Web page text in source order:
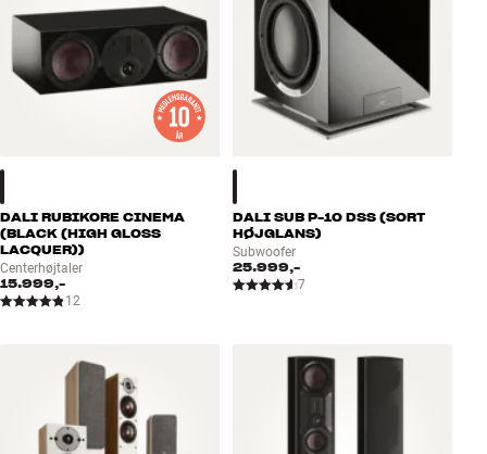
DALI RUBIKORE CINEMA
(BLACK (HIGH GLOSS
LACQUER))
Centerhøjtaler
15.999,-
12
DALI SUB P-10 DSS (SORT
HØJGLANS)
Subwoofer
25.999,-
7